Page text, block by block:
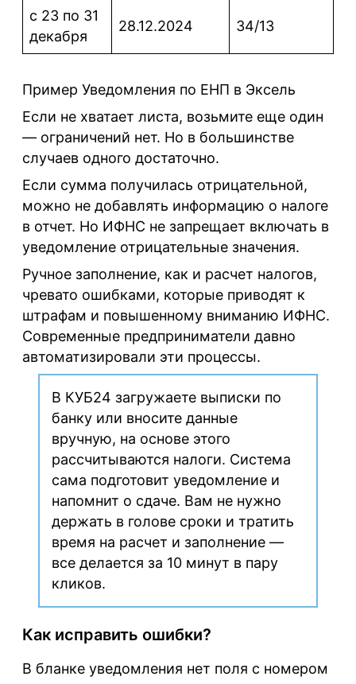
с 23 по 31
декабря
28.12.2024 34/13
Пример Уведомления по ЕНП в Эксель
Если не хватает листа, возьмите еще один
— ограничений нет. Но в большинстве
случаев одного достаточно.
Если сумма получилась отрицательной,
можно не добавлять информацию о налоге
в отчет. Но ИФНС не запрещает включать в
уведомление отрицательные значения.
Ручное заполнение, как и расчет налогов,
чревато ошибками, которые приводят к
штрафам и повышенному вниманию ИФНС.
Современные предприниматели давно
автоматизировали эти процессы.
В КУБ24 загружаете выписки по
банку или вносите данные
вручную, на основе этого
рассчитываются налоги. Система
сама подготовит уведомление и
напомнит о сдаче. Вам не нужно
держать в голове сроки и тратить
время на расчет и заполнение —
все делается за 10 минут в пару
кликов.
Как исправить ошибки?
В бланке уведомления нет поля с номером